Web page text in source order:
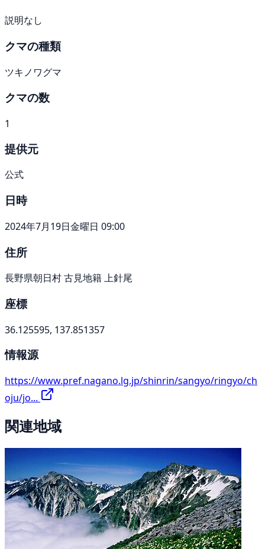
説明なし
クマの種類
ツキノワグマ
クマの数
1
提供元
公式
日時
2024年7月19日金曜日 09:00
住所
長野県朝日村 古見地籍 上針尾
座標
36.125595, 137.851357
情報源
https://www.pref.nagano.lg.jp/shinrin/sangyo/ringyo/ch
oju/jo...
関連地域